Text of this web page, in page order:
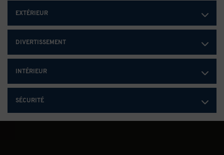
EXTÉRIEUR
DIVERTISSEMENT
INTÉRIEUR
SÉCURITÉ